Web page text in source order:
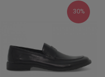
30%